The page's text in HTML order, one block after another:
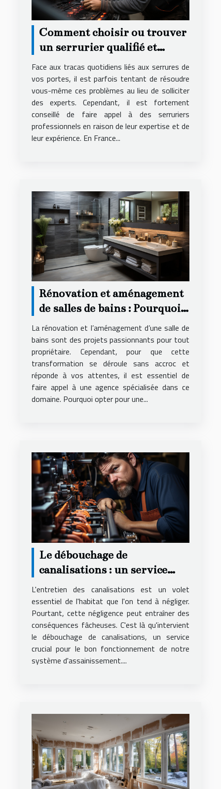
Comment choisir ou trouver
un serrurier qualifié et
compétent ?
Face aux tracas quotidiens liés aux serrures de
vos portes, il est parfois tentant de résoudre
vous-même ces problèmes au lieu de solliciter
des experts. Cependant, il est fortement
conseillé de faire appel à des serruriers
professionnels en raison de leur expertise et de
leur expérience. En France...
Rénovation et aménagement
de salles de bains : Pourquoi
faire appel à une agence
spécialisée ?
La rénovation et l’aménagement d’une salle de
bains sont des projets passionnants pour tout
propriétaire. Cependant, pour que cette
transformation se déroule sans accroc et
réponde à vos attentes, il est essentiel de
faire appel à une agence spécialisée dans ce
domaine. Pourquoi opter pour une...
Le débouchage de
canalisations : un service
essentiel
L'entretien des canalisations est un volet
essentiel de l'habitat que l'on tend à négliger.
Pourtant, cette négligence peut entraîner des
conséquences fâcheuses. C'est là qu'intervient
le débouchage de canalisations, un service
crucial pour le bon fonctionnement de notre
système d'assainissement....